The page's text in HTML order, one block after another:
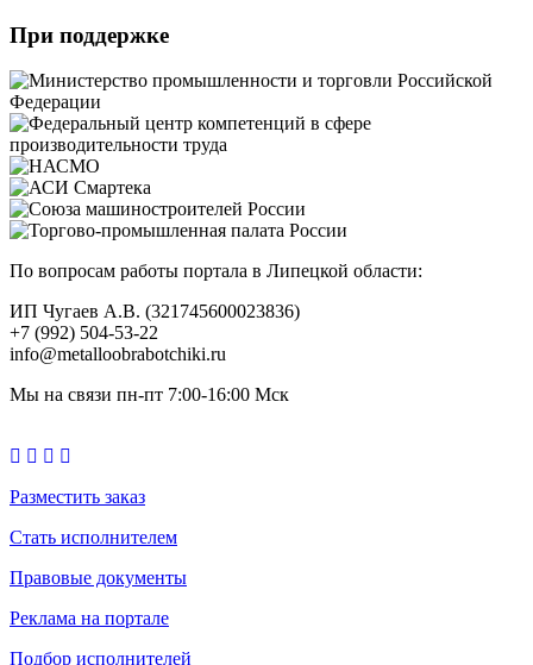
При поддержке
По вопросам работы портала в Липецкой области:
ИП Чугаев А.В. (321745600023836)
+7 (992) 504-53-22
info@metalloobrabotchiki.ru
Мы на связи пн-пт 7:00-16:00 Мск
Разместить заказ
Стать исполнителем
Правовые документы
Реклама на портале
Подбор исполнителей